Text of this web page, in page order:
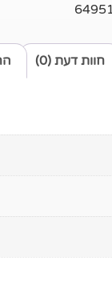
חוות דעת (0)